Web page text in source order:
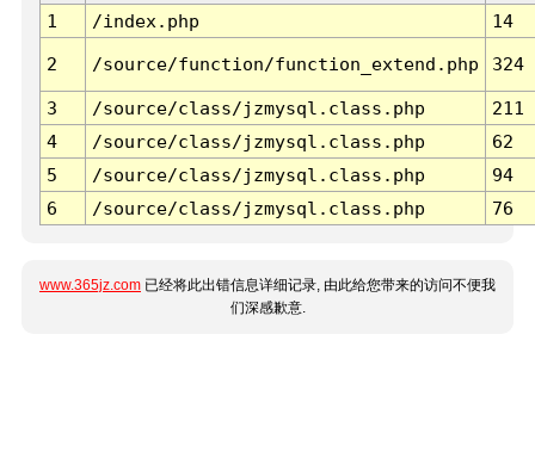
1
/index.php 14
2 /source/function/function_extend.php 324
3 /source/class/jzmysql.class.php
211
4
/source/class/jzmysql.class.php
62
5
/source/class/jzmysql.class.php
94
6
/source/class/jzmysql.class.php 76
www.365jz.com 已经将此出错信息详细记录, 由此给您带来的访问不便我
们深感歉意.